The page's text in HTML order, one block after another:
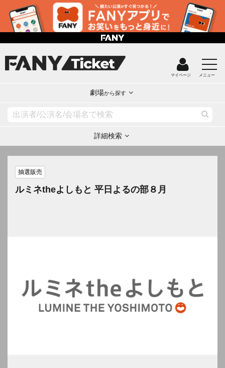
マイページ メニュー
劇場から探す
詳細検索
抽選販売
ルミネtheよしもと 平日よるの部８月